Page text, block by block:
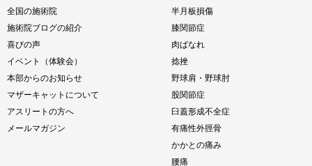
全国の施術院
施術院ブログの紹介
喜びの声
イベント（体験会）
本部からのお知らせ
マザーキャットについて
アスリートの方へ
メールマガジン
半月板損傷
膝関節症
肉ばなれ
捻挫
野球肩・野球肘
股関節症
臼蓋形成不全症
有痛性外脛骨
かかとの痛み
腰痛